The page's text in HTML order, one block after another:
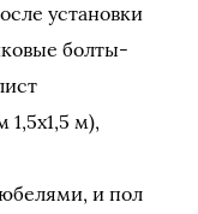
установки
болты-
м),
и пол